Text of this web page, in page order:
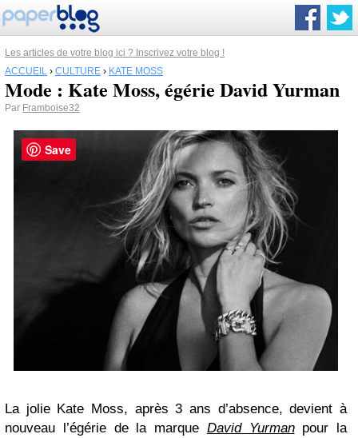
Les articles de votre blog ici ? Inscrivez votre blog !
ACCUEIL › CULTURE › KATE MOSS
Mode : Kate Moss, égérie David Yurman
Par Framboise32
La jolie Kate Moss, après 3 ans d’absence, devient à
nouveau l’égérie de la marque David Yurman pour la
Save